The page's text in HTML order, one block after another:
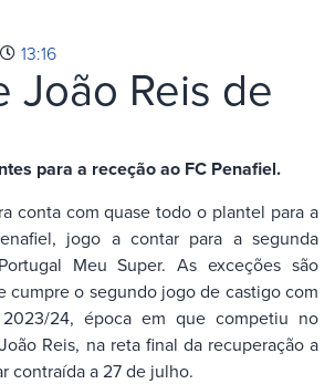
13:16
João Reis de
para a receção ao FC Penafiel.
conta com quase todo o plantel para a
jogo a contar para a segunda
Meu Super. As exceções são
cumpre o segundo jogo de castigo com
24, época em que competiu no
Reis, na reta final da recuperação a
contraída a 27 de julho.